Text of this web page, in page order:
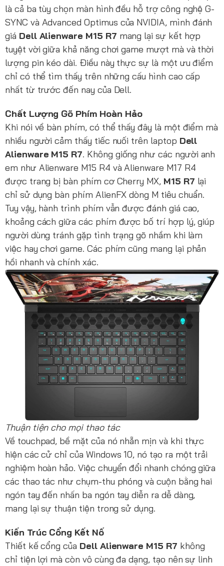
là cả ba tùy chọn màn hình đều hỗ trợ công nghệ G-
SYNC và Advanced Optimus của NVIDIA, mình đánh
giá Dell Alienware M15 R7 mang lại sự kết hợp
tuyệt vời giữa khả năng chơi game mượt mà và thời
lượng pin kéo dài. Điều này thực sự là một ưu điểm
chỉ có thể tìm thấy trên những cấu hình cao cấp
nhất từ trước đến nay của Dell.
Chất Lượng Gõ Phím Hoàn Hảo
Khi nói về bàn phím, có thể thấy đây là một điểm mà
nhiều người cảm thấy tiếc nuối trên laptop Dell
Alienware M15 R7. Không giống như các người anh
em như Alienware M15 R4 và Alienware M17 R4
được trang bị bàn phím cơ Cherry MX, M15 R7 lại
chỉ sử dụng bàn phím AlienFX dòng M tiêu chuẩn.
Tuy vậy, hành trình phím vẫn được đánh giá cao,
khoảng cách giữa các phím được bố trí hợp lý, giúp
người dùng tránh gặp tình trạng gõ nhầm khi làm
việc hay chơi game. Các phím cũng mang lại phản
hồi nhanh và chính xác.
Thuận tiện cho mọi thao tác
Về touchpad, bề mặt của nó nhẵn mịn và khi thực
hiện các cử chỉ của Windows 10, nó tạo ra một trải
nghiệm hoàn hảo. Việc chuyển đổi nhanh chóng giữa
các thao tác như chụm-thu phóng và cuộn bằng hai
ngón tay đến nhấn ba ngón tay diễn ra dễ dàng,
mang lại sự thuận tiện trong sử dụng.
Kiến Trúc Cổng Kết Nố
Thiết kế cổng của Dell Alienware M15 R7 không
chỉ tiện lợi mà còn vô cùng đa dạng, tạo nên sự linh